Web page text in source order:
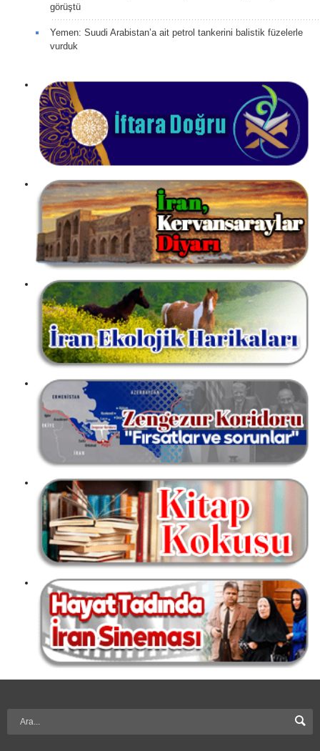
görüştü
Yemen: Suudi Arabistan’a ait petrol tankerini balistik füzelerle
vurduk